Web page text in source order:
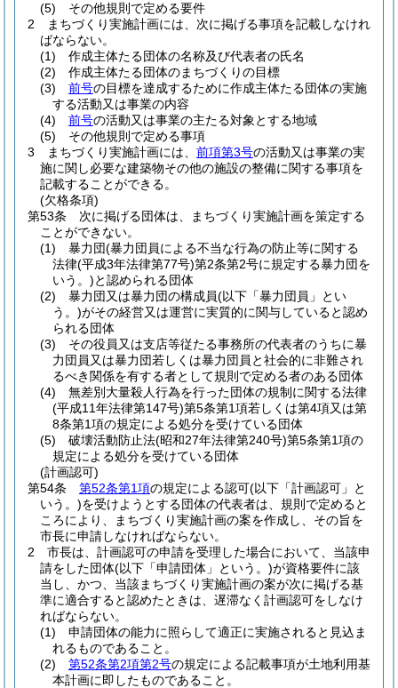
(5)
その他規則で定める要件
2
まちづくり実施計画には、次に掲げる事項を記載しなけれ
ばならない。
(1)
作成主体たる団体の名称及び代表者の氏名
(2)
作成主体たる団体のまちづくりの目標
(3)
前号の目標を達成するために作成主体たる団体の実施
する活動又は事業の内容
(4)
前号の活動又は事業の主たる対象とする地域
(5)
その他規則で定める事項
3
まちづくり実施計画には、 前項第3号の活動又は事業の実
施に関し必要な建築物その他の施設の整備に関する事項を
記載することができる。
(欠格条項)
第53条
次に掲げる団体は、まちづくり実施計画を策定する
ことができない。
(1)
暴力団(暴力団員による不当な行為の防止等に関する
法律(平成3年法律第77号)第2条第2号に規定する暴力団を
いう。)と認められる団体
(2)
暴力団又は暴力団の構成員(以下「暴力団員」とい
う。)がその経営又は運営に実質的に関与していると認め
られる団体
(3)
その役員又は支店等従たる事務所の代表者のうちに暴
力団員又は暴力団若しくは暴力団員と社会的に非難され
るべき関係を有する者として規則で定める者のある団体
(4)
無差別大量殺人行為を行った団体の規制に関する法律
(平成11年法律第147号)第5条第1項若しくは第4項又は第
8条第1項の規定による処分を受けている団体
(5)
破壊活動防止法(昭和27年法律第240号)第5条第1項の
規定による処分を受けている団体
(計画認可)
第54条
第52条第1項の規定による認可(以下「計画認可」と
いう。)を受けようとする団体の代表者は、規則で定めると
ころにより、まちづくり実施計画の案を作成し、その旨を
市長に申請しなければならない。
2
市長は、計画認可の申請を受理した場合において、当該申
請をした団体(以下「申請団体」という。)が資格要件に該
当し、かつ、当該まちづくり実施計画の案が次に掲げる基
準に適合すると認めたときは、遅滞なく計画認可をしなけ
ればならない。
(1)
申請団体の能力に照らして適正に実施されると見込ま
れるものであること。
(2)
第52条第2項第2号の規定による記載事項が土地利用基
本計画に即したものであること。